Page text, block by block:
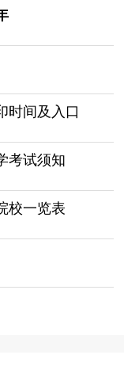
时间及入口
考试须知
校一览表